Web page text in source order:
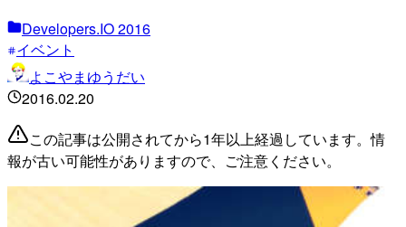
Developers.IO 2016
イベント
よこやまゆうだい
2016.02.20
この記事は公開されてから1年以上経過しています。情
報が古い可能性がありますので、ご注意ください。